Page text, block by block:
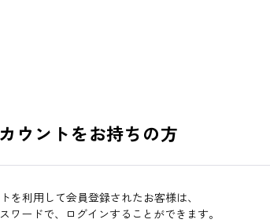
ウントをお持ちの方
を利用して会員登録されたお客様は、
ワードで、ログインすることができます。